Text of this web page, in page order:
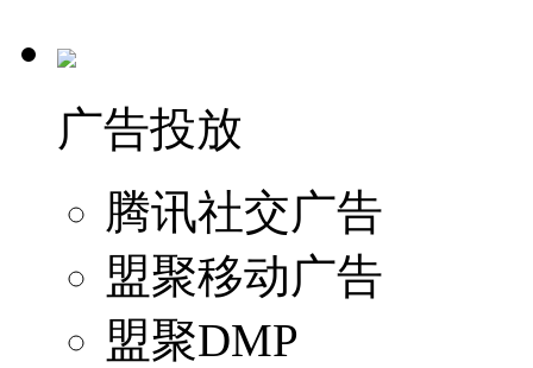
广告投放
腾讯社交广告
盟聚移动广告
盟聚DMP